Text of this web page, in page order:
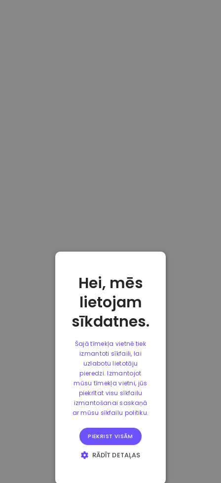
Hei, mēs
lietojam
sīkdatnes.
Šajā tīmekļa vietnē tiek
izmantoti sīkfaili, lai
uzlabotu lietotāju
pieredzi. Izmantojot
mūsu tīmekļa vietni, jūs
piekrītat visu sīkfailu
izmantošanai saskaņā
ar mūsu sīkfailu politiku.
PIEKRIST VISĀM
RĀDĪT DETAĻAS